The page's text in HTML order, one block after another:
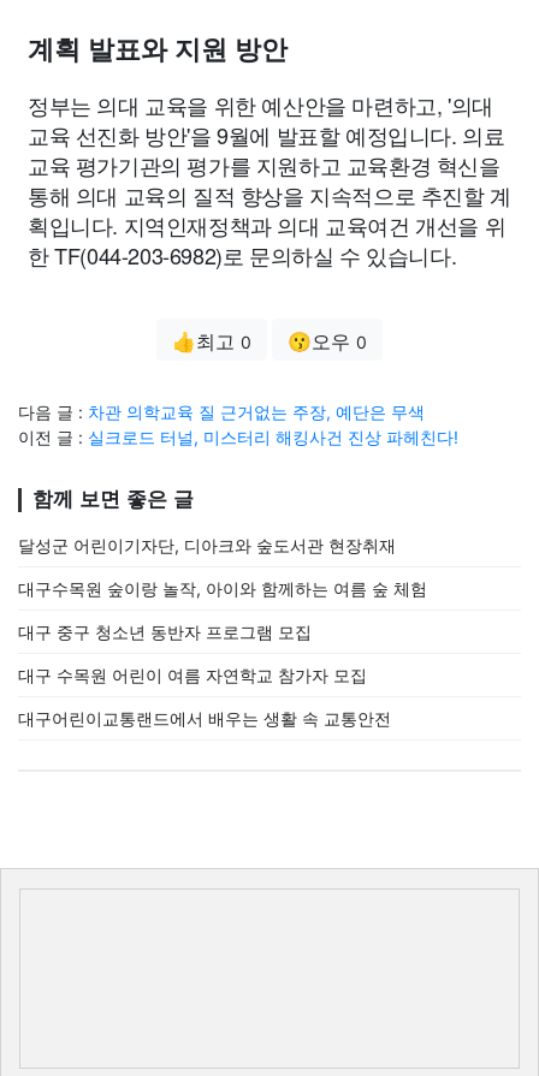
계획 발표와 지원 방안
정부는 의대 교육을 위한 예산안을 마련하고, '의대
교육 선진화 방안'을 9월에 발표할 예정입니다. 의료
교육 평가기관의 평가를 지원하고 교육환경 혁신을
통해 의대 교육의 질적 향상을 지속적으로 추진할 계
획입니다. 지역인재정책과 의대 교육여건 개선을 위
한 TF(044-203-6982)로 문의하실 수 있습니다.
👍최고 0 😗오우 0
다음 글 : 차관 의학교육 질 근거없는 주장, 예단은 무색
이전 글 : 실크로드 터널, 미스터리 해킹사건 진상 파헤친다!
함께 보면 좋은 글
달성군 어린이기자단, 디아크와 숲도서관 현장취재
대구수목원 숲이랑 놀작, 아이와 함께하는 여름 숲 체험
대구 중구 청소년 동반자 프로그램 모집
대구 수목원 어린이 여름 자연학교 참가자 모집
대구어린이교통랜드에서 배우는 생활 속 교통안전